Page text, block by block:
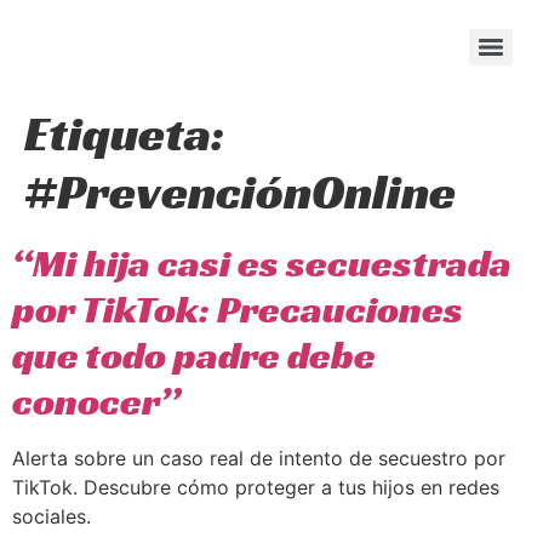
Etiqueta:
#PrevenciónOnline
“Mi hija casi es secuestrada
por TikTok: Precauciones
que todo padre debe
conocer”
Alerta sobre un caso real de intento de secuestro por
TikTok. Descubre cómo proteger a tus hijos en redes
sociales.